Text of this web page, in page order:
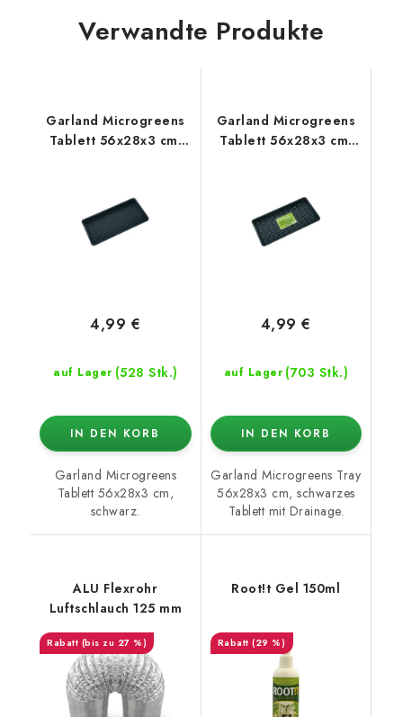
Verwandte Produkte
Garland Microgreens
Tablett 56x28x3 cm,
auf Lager (528 Stk.)
4,99 €
IN DEN KORB
Garland Microgreens
Tablett 56x28x3 cm,
schwarz.
Garland Microgreens
Tablett 56x28x3 cm,
auf Lager (703 Stk.)
4,99 €
IN DEN KORB
Garland Microgreens Tray
56x28x3 cm, schwarzes
Tablett mit Drainage.
ALU Flexrohr
Luftschlauch 125 mm
(bis zu 27 %)
Root!t Gel 150ml
(29 %)